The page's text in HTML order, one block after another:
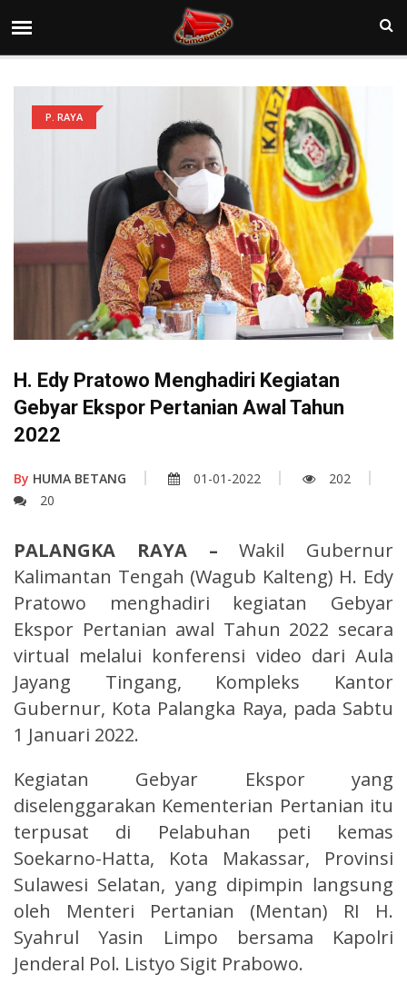
P. RAYA
H. Edy Pratowo Menghadiri Kegiatan
Gebyar Ekspor Pertanian Awal Tahun
2022
By HUMA BETANG 01-01-2022
202
20
PALANGKA RAYA – Wakil Gubernur
Kalimantan Tengah (Wagub Kalteng) H. Edy
Pratowo menghadiri kegiatan Gebyar
Ekspor Pertanian awal Tahun 2022 secara
virtual melalui konferensi video dari Aula
Jayang Tingang, Kompleks Kantor
Gubernur, Kota Palangka Raya, pada Sabtu
1 Januari 2022.
Kegiatan Gebyar Ekspor yang
diselenggarakan Kementerian Pertanian itu
terpusat di Pelabuhan peti kemas
Soekarno-Hatta, Kota Makassar, Provinsi
Sulawesi Selatan, yang dipimpin langsung
oleh Menteri Pertanian (Mentan) RI H.
Syahrul Yasin Limpo bersama Kapolri
Jenderal Pol. Listyo Sigit Prabowo.